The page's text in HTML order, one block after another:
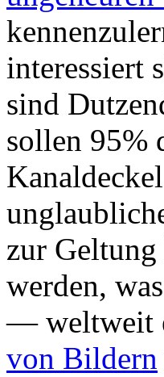
interessiert
sind
sollen 95%
zur
werden,
— weltweit
von Bildern